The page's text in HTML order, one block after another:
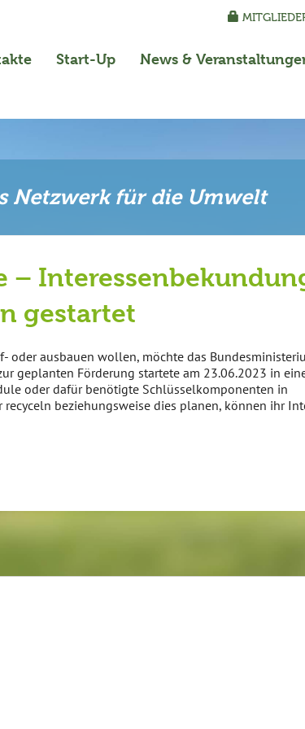
Start-Up News &
Netzwerk für die Umwelt
–
gestartet
oder ausbauen wollen, möchte das
geplanten Förderung startete am 23.06.2023 in
oder dafür benötigte Schlüsselkomponenten in
beziehungsweise dies planen, können ihr